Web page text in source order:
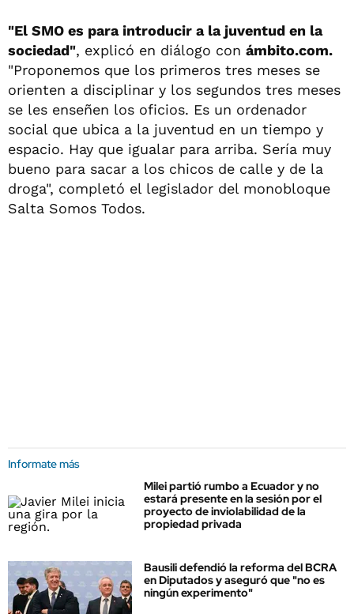
"El SMO es para introducir a la juventud en la
sociedad", explicó en diálogo con ámbito.com.
"Proponemos que los primeros tres meses se
orienten a disciplinar y los segundos tres meses
se les enseñen los oficios. Es un ordenador
social que ubica a la juventud en un tiempo y
espacio. Hay que igualar para arriba. Sería muy
bueno para sacar a los chicos de calle y de la
droga", completó el legislador del monobloque
Salta Somos Todos.
Informate más
Milei partió rumbo a Ecuador y no
estará presente en la sesión por el
proyecto de inviolabilidad de la
propiedad privada
Bausili defendió la reforma del BCRA
en Diputados y aseguró que "no es
ningún experimento"